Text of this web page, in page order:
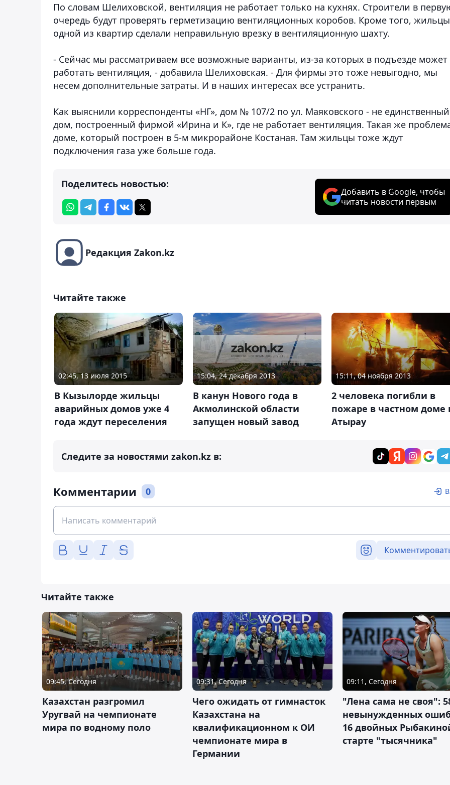
По словам Шелиховской, вентиляция не работает только на кухнях. Строители в
очередь будут проверять герметизацию вентиляционных коробов. Кроме того, жильцы
одной из квартир сделали неправильную врезку в вентиляционную шахту.
- Сейчас мы рассматриваем все возможные варианты, из-за которых в подъезде может
работать вентиляция, - добавила Шелиховская. - Для фирмы это тоже невыгодно, мы
несем дополнительные затраты. И в наших интересах все устранить.
Как выяснили корреспонденты «НГ», дом № 107/2 по ул. Маяковского - не единственный
дом, построенный фирмой «Ирина и К», где не работает вентиляция. Такая же
доме, который построен в 5-м микрорайоне Костаная. Там жильцы тоже ждут
подключения газа уже больше года.
Поделитесь новостью:
Добавить в Google, чтобы
читать новости первым
Редакция Zakon.kz
Читайте также
02:45, 13 июля 2015
В Кызылорде жильцы
аварийных домов уже 4
года ждут переселения
15:04, 24 декабря 2013
В канун Нового года в
Акмолинской области
запущен новый завод
15:11, 04 ноября 2013
2 человека погибли в
пожаре в частном доме
Атырау
Следите за новостями zakon.kz в:
Комментарии 0
Читайте также
09:45, Сегодня
Казахстан разгромил
Уругвай на чемпионате
мира по водному поло
09:31, Сегодня
Чего ожидать от гимнасток
Казахстана на
квалификационном к ОИ
чемпионате мира в
Германии
09:11, Сегодня
"Лена сама не своя":
невынужденных
16 двойных
старте "тысячника"